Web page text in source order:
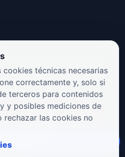
o promotor? Envíanos tus
o propuestas musicales.
propuesta
cookies técnicas necesarias
correctamente y, solo si
terceros para contenidos
y posibles mediciones de
rechazar las cookies no